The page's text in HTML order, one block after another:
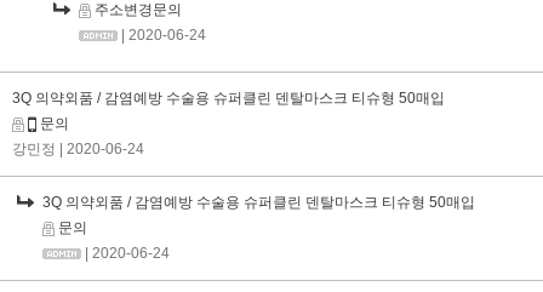
주소변경문의
| 2020-06-24
3Q 의약외품 / 감염예방 수술용 슈퍼클린 덴탈마스크 티슈형 50매입
문의
강민정
| 2020-06-24
3Q 의약외품 / 감염예방 수술용 슈퍼클린 덴탈마스크 티슈형 50매입
문의
| 2020-06-24